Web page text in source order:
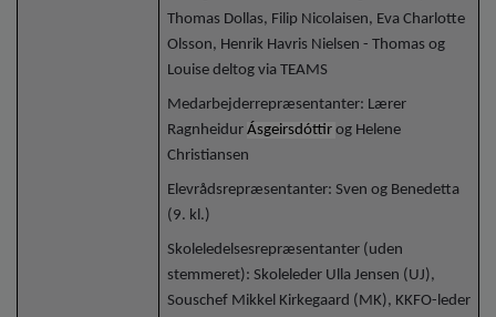
Thomas Dollas, Filip Nicolaisen, Eva Charlotte
Olsson, Henrik Havris Nielsen - Thomas og
Louise deltog via TEAMS
Medarbejderrepræsentanter: Lærer
Ragnheidur Ásgeirsdóttir og Helene
Christiansen
Elevrådsrepræsentanter: Sven og Benedetta
(9. kl.)
Skoleledelsesrepræsentanter (uden
stemmeret): Skoleleder Ulla Jensen (UJ),
Souschef Mikkel Kirkegaard (MK), KKFO-leder